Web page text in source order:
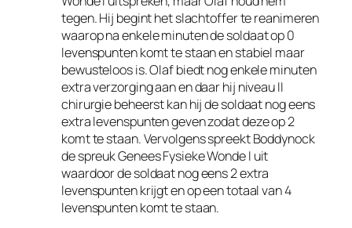
tegen. Hij begint het slachtoffer te reanimeren
waarop na enkele minuten de soldaat op 0
levenspunten komt te staan en stabiel maar
bewusteloos is. Olaf biedt nog enkele minuten
extra verzorging aan en daar hij niveau II
chirurgie beheerst kan hij de soldaat nog eens
extra levenspunten geven zodat deze op 2
komt te staan. Vervolgens spreekt Boddynock
de spreuk Genees Fysieke Wonde I uit
waardoor de soldaat nog eens 2 extra
levenspunten krijgt en op een totaal van 4
levenspunten komt te staan.